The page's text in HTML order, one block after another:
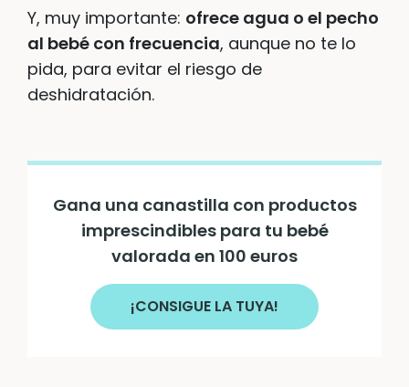
Y, muy importante: ofrece agua o el pecho
al bebé con frecuencia, aunque no te lo
pida, para evitar el riesgo de
deshidratación.
Gana una canastilla con productos
imprescindibles para tu bebé
valorada en 100 euros
¡CONSIGUE LA TUYA!